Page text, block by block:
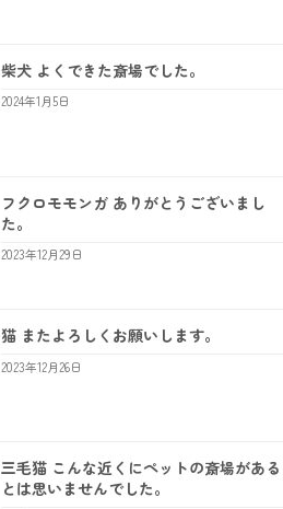
柴犬 よくできた斎場でした。
2024年1月5日
フクロモモンガ ありがとうございまし
た。
2023年12月29日
猫 またよろしくお願いします。
2023年12月26日
三毛猫 こんな近くにペットの斎場がある
とは思いませんでした。